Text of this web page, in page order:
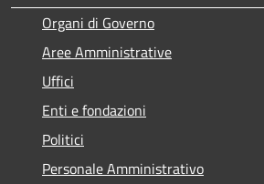
Organi di Governo
Aree Amministrative
Uffici
Enti e fondazioni
Politici
Personale Amministrativo